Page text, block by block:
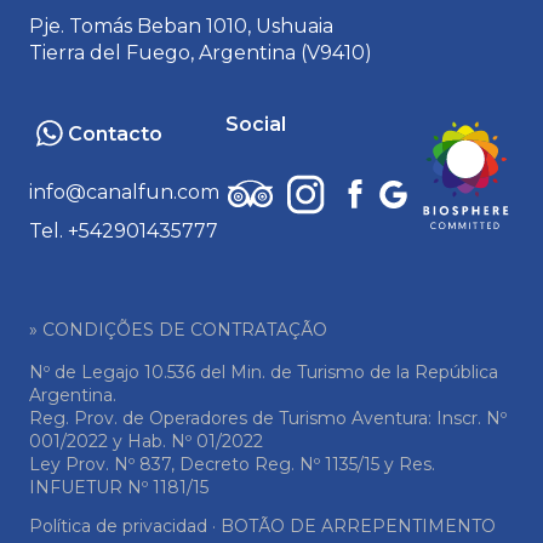
uma pequena embalagem com terra
fueguina e sementes nativas. Desta forma,
cada participante não apenas leva para casa
também um símbolo de vida que, ao crescer,
os fará recordar as experiências vividas e o
legado positivo gerado juntos em nossa
querida Terra do Fogo.
Pje. Tomás Beban 1010, Ushuaia
Tierra del Fuego, Argentina (V9410)
Contacto
info@canalfun.com
Tel. +542901435777
Social
» CONDIÇÕES DE CONTRATAÇÃO
Nº de Legajo 10.536 del Min. de Turismo de la República
Argentina.
Reg. Prov. de Operadores de Turismo Aventura: Inscr. Nº
001/2022 y Hab. Nº 01/2022
Ley Prov. Nº 837, Decreto Reg. Nº 1135/15 y Res.
INFUETUR Nº 1181/15
Política de privacidad · BOTÃO DE ARREPENTIMENTO